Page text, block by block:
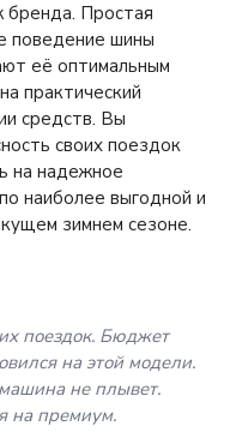
Простая
поведение шины
её оптимальным
практический
средств. Вы
своих поездок
на надежное
наиболее выгодной и
зимнем сезоне.
поездок. Бюджет
на этой модели.
не плывет.
на премиум.